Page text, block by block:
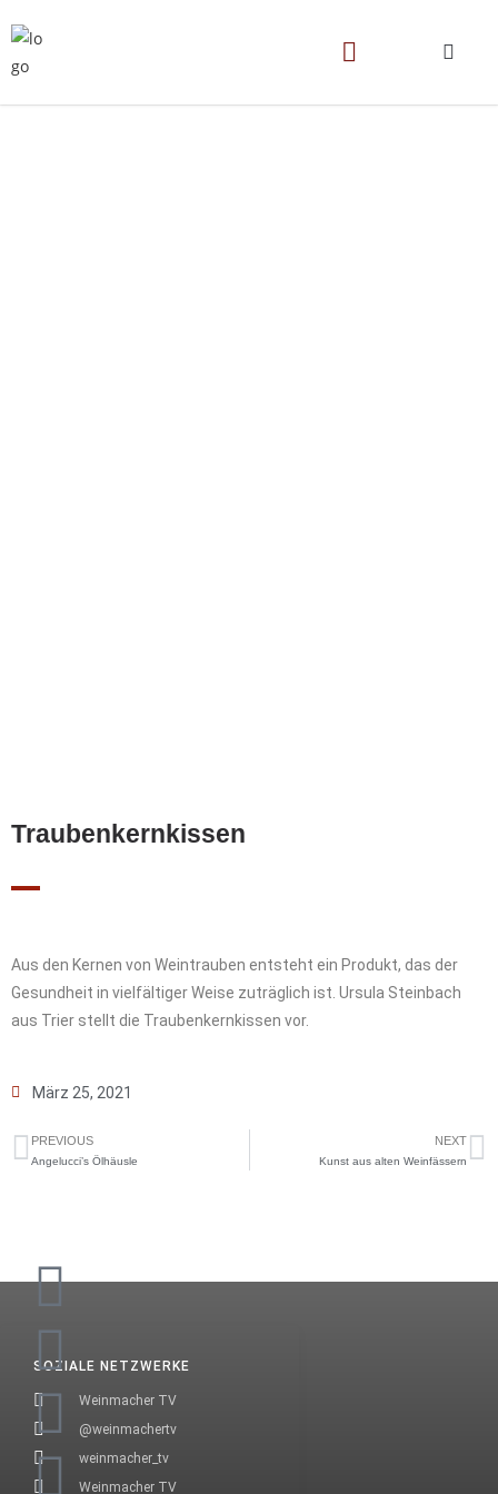
Traubenkernkissen
Aus den Kernen von Weintrauben entsteht ein Produkt, das der
Gesundheit in vielfältiger Weise zuträglich ist. Ursula Steinbach
aus Trier stellt die Traubenkernkissen vor.
März 25, 2021
PREVIOUS
Angelucci’s Ölhäusle
NEXT
Kunst aus alten Weinfässern
SOZIALE NETZWERKE
Weinmacher TV
@weinmachertv
weinmacher_tv
Weinmacher TV